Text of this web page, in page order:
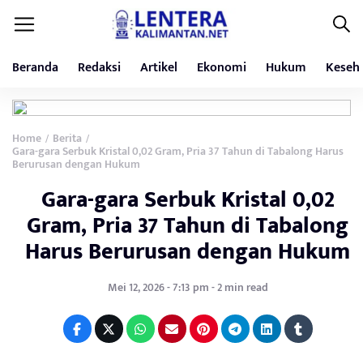
Beranda Redaksi Artikel Ekonomi Hukum
Home / Berita /
Gara-gara Serbuk Kristal 0,02 Gram, Pria 37 Tahun di Tabalong Harus
Berurusan dengan Hukum
Gara-gara Serbuk Kristal 0,02
Gram, Pria 37 Tahun di Tabalong
Harus Berurusan dengan Hukum
Mei 12, 2026 - 7:13 pm - 2 min read